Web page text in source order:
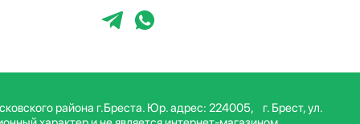
района г.Бреста. Юр. адрес: 224005, г. Брест, ул.